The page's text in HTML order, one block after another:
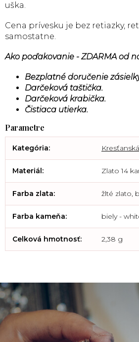
uška.
Cena prívesku je bez retiazky,
samostatne.
Ako poďakovanie - ZDARMA od
Bezplatné doručenie
Darčeková taštička.
Darčeková krabička.
Čistiaca utierka.
Kategória:
Materiál: Zlato 14
Farba zlata: žlté zlato,
Farba kameňa: biely -
Celková hmotnosť: 2,38 g